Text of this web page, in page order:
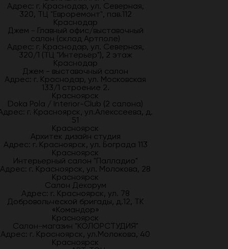
Адрес: г. Краснодар, ул. Северная,
320, ТЦ "Евроремонт", пав.112
Краснодар
Джем - Главный офис/выставочный
салон (склад Артполе)
Адрес: г. Краснодар, ул. Северная,
320/1 (ТЦ "Интерьер"), 2 этаж
Краснодар
Джем - выставочный салон
Адрес: г. Краснодар, ул. Московская
133/1 строение 2.
Красноярск
Doka Pola / Interior-Club (2 салона)
г. Красноярск, ул.Алекссеева, д.
51
Красноярск
Архитек дизайн студия
Адрес: г. Красноярск, ул. Бограда 113
Красноярск
Интерьерный салон "Палладио"
Адрес: г. Красноярск, ул. Молокова, 28
Красноярск
Салон Декорум
Адрес: г. Красноярск, ул. 78
Добровольческой бригады, д.12, ТК
«Командор»
Красноярск
Салон-магазин "КОЛОРСТУДИЯ"
Адрес: г. Красноярск, ул.Молокова, 40
Красноярск